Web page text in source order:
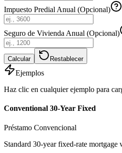
Impuesto Predial Anual (Opcional)
Seguro de Vivienda Anual (Opcional)
Calcular Restablecer
Ejemplos
Haz clic en cualquier ejemplo para
Conventional 30-Year Fixed
Préstamo Convencional
Standard 30-year fixed-rate